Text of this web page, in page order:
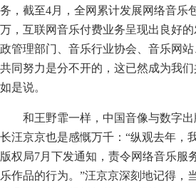
务，截至4月，全网累计发展网络音乐
万，互联网音乐付费业务呈现出良好
政管理部门、音乐行业协会、音乐网
共同努力是分不开的，这已然成为我
如是说。
和王野霏一样，中国音像与数字
长汪京京也是感慨万千：“纵观去年，
版权局7月下发通知，责令网络音乐服
乐作品的行为。”汪京京深刻地记得，